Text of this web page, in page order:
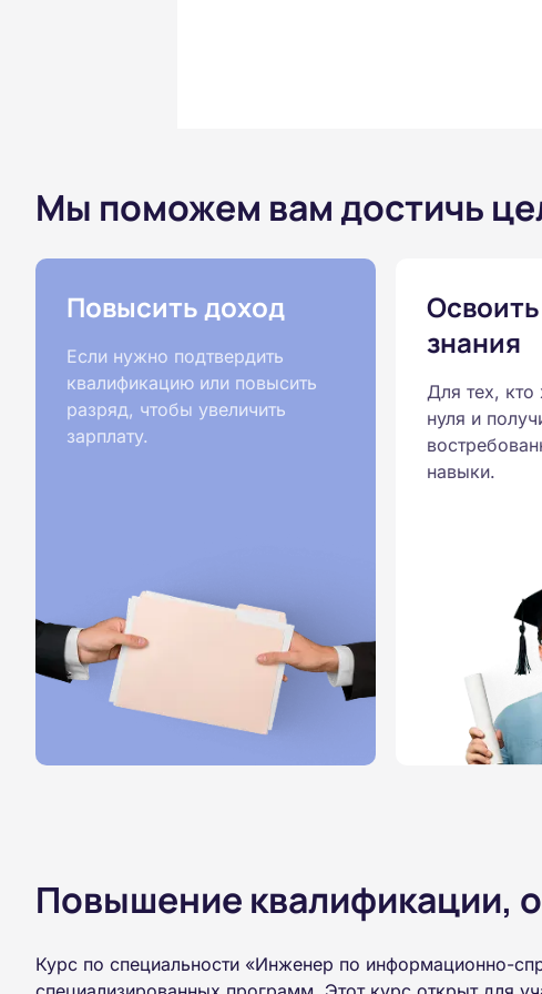
Мы поможем вам достичь
Повысить доход
Если нужно подтвердить
квалификацию или повысить
разряд, чтобы увеличить
зарплату.
знания
Для тех, кто
нуля и
навыки.
Повышение квалификации,
Курс по специальности «Инженер по информационно-